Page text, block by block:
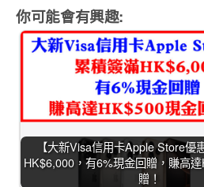
你可能會有興趣:
【大新Visa信用卡Apple Store優
HK$6,000，有6%現金回贈，賺高
贈！